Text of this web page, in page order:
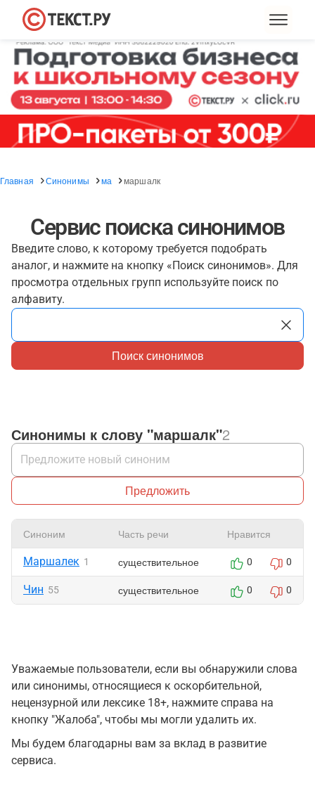
Главная Синонимы ма маршалк
Сервис поиска синонимов
Введите слово, к которому требуется подобрать
аналог, и нажмите на кнопку «Поиск синонимов». Для
просмотра отдельных групп используйте поиск по
алфавиту.
Поиск синонимов
Синонимы к слову "маршалк"2
Предложить
Синоним Часть речи Нравится
Маршалек 1 существительное 0 0
Чин 55 существительное 0 0
Уважаемые пользователи, если вы обнаружили слова
или синонимы, относящиеся к оскорбительной,
нецензурной или лексике 18+, нажмите справа на
кнопку "Жалоба", чтобы мы могли удалить их.
Мы будем благодарны вам за вклад в развитие
сервиса.